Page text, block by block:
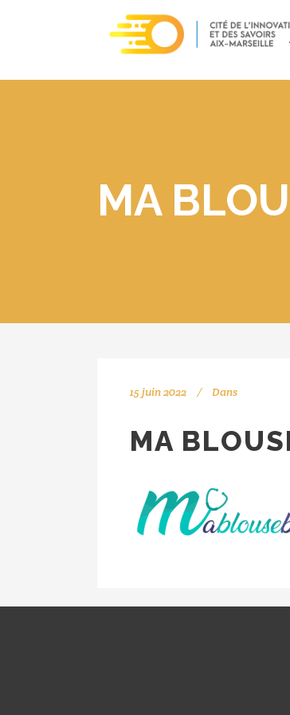
MA
15 juin 2022 Dans
MA